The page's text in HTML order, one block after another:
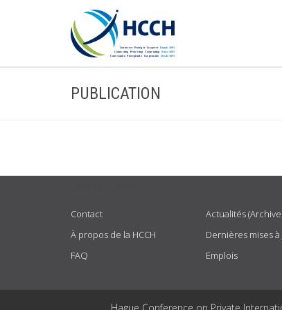
PUBLICATION
Contact
À propos de la HCCH
FAQ
Actualités
Dernières mises
Emplois